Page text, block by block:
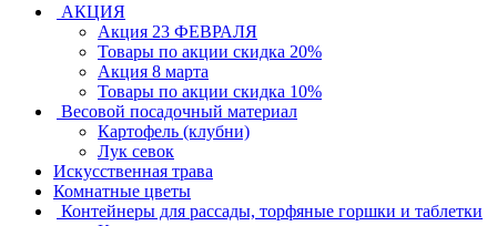
АКЦИЯ
Акция 23 ФЕВРАЛЯ
Товары по акции скидка 20%
Акция 8 марта
Товары по акции скидка 10%
Весовой посадочный материал
Картофель (клубни)
Лук севок
Искусственная трава
Комнатные цветы
Контейнеры для рассады, торфяные горшки и таблетки